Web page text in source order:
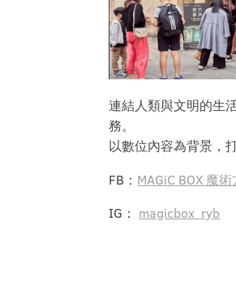
連結人類與文明的生
務。
以數位內容為背景，
FB： MAGiC BOX 魔
IG： magicbox_ryb